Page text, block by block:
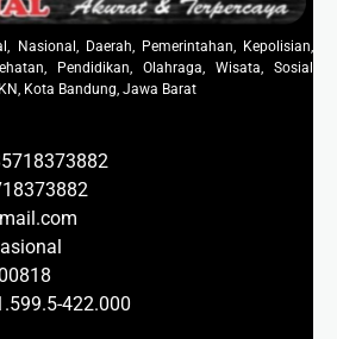
Nasional, Daerah, Pemerintahan, Kepolisian,
Pendidikan, Olahraga, Wisata, Sosial
Kota Bandung, Jawa Barat
422.000